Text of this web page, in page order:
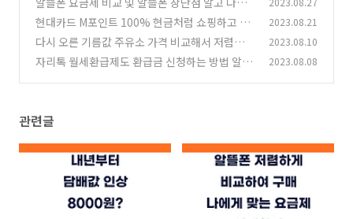
게 맞는 요금제 정하기 (0)
현대카드 M포인트 100% 현금처럼 쇼핑하고 사
용하는 방법 사용처 알아보기
(0)
2023.08.21
다시 오른 기름값 주유소 가격 비교해서 저렴한
주유소 찾는 방법 feat. 오피넷 (0)
2023.08.10
자리톡 월세환급제도 환급금 신청하는 방법 알아
2023.08.08
관련글